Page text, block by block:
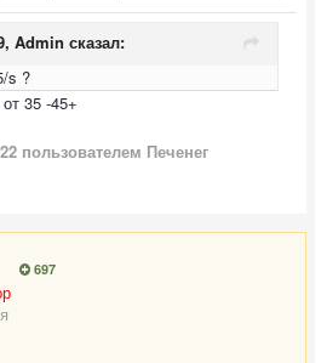
Admin сказал:
s ?
35 -45+
пользователем Печенег
697